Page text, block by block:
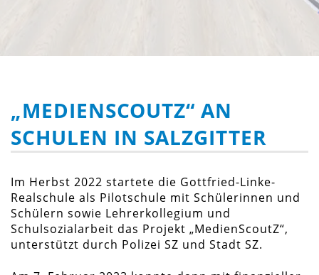
„MEDIENSCOUTZ“ AN
SCHULEN IN SALZGITTER
Im Herbst 2022 startete die Gottfried-Linke-
Realschule als Pilotschule mit Schülerinnen und
Schülern sowie Lehrerkollegium und
Schulsozialarbeit das Projekt „MedienScoutZ“,
unterstützt durch Polizei SZ und Stadt SZ.